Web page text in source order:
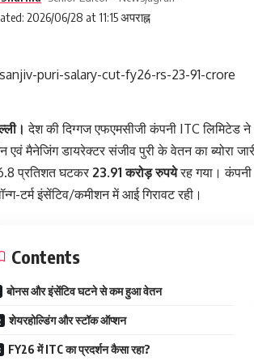
2026/06/28 at 11:15 अपराह्न
देश की दिग्गज एफएमसीजी कंपनी ITC लिमिटेड ने
एवं मैनेजिंग डायरेक्टर संजीव पुरी के वेतन का ब्योरा
प्रतिशत घटकर 23.91 करोड़ रुपयेरह गया। कंपनी
टर्म इंसेंटिव/कमीशन में आई गिरावट रही।
Contents
बोनस और इंसेंटिव घटने से कम हुआ वेतन
शेयरहोल्डिंग और स्टॉक ऑप्शन
FY26 में ITC का प्रदर्शन कैसा रहा?